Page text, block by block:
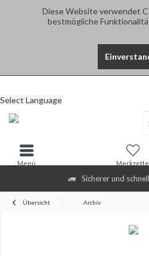
Diese Website verwendet
bestmögliche
Sicherer und
Select Language
Menü
Übersicht Archiv